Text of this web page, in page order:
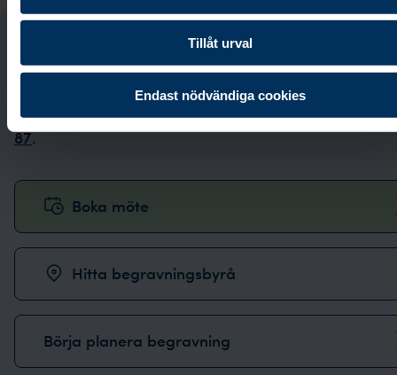
Tillåt urval
Endast nödvändiga cookies
Kontakta oss
Vi svarar i telefon alla dagar i veckan:0771-87 00
87.
Boka möte
Hitta begravningsbyrå
Börja planera begravning